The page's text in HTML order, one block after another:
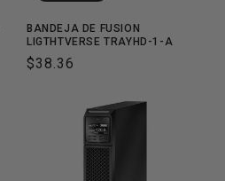
BANDEJA DE FUSION
LIGTHTVERSE TRAYHD-1-A
Precio
$38.36